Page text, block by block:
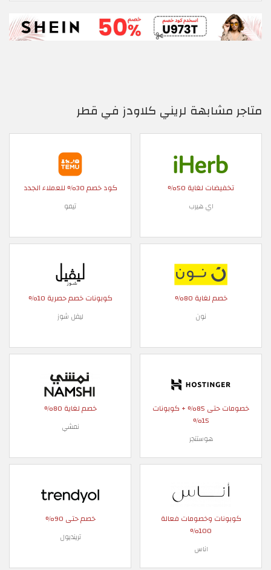
متاجر مشابهة لريني كلاودز في قطر
تخفيضات لغاية 50%
اي هيرب
كود خصم 30% للعملاء الجدد
تيمو
خصم لغاية 80%
نون
كوبونات خصم حصرية 10%
ليفل شوز
خصومات حتى 85% + كوبونات
15%
هوستنجر
خصم لغاية 80%
نمشي
كوبونات وخصومات فعالة
100%
اناس
خصم حتى 90%
ترينديول